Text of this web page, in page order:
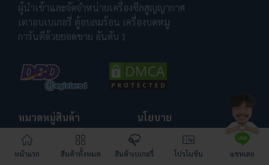
ผู้นำเข้าและจัดจำหน่ายเครื่องซีลสูญญากาศ
เตาอบเบเกอรี่ ตู้อบลมร้อน เครื่องบดหมู
การันตีด้วยยอดขาย อันดับ 1
หมวดหมู่สินค้า
เครื่องซีลสูญญากาศ
ถุงซีลสูญญากาศ
นโยบาย
วิธีรับ SGE Coins
วิธีการสั่งซื้อ
หน้าแรก สินค้าทั้งหมด สินค้าเบเกอรี่ โปรโมชัน แชทเลย